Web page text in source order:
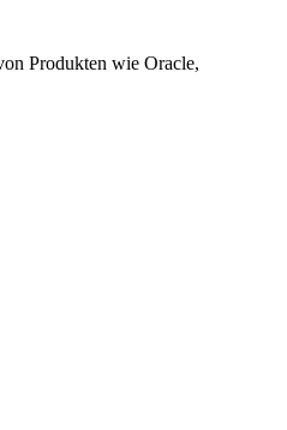
Produkten wie Oracle,